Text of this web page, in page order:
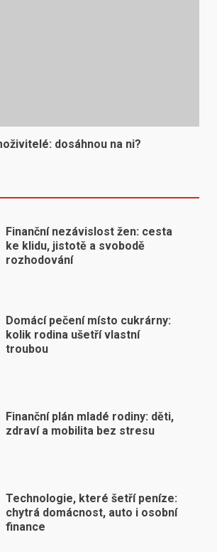
dosáhnou na ni?
Finanční nezávislost žen: cesta
ke klidu, jistotě a svobodě
rozhodování
Domácí pečení místo cukrárny:
kolik rodina ušetří vlastní
troubou
Finanční plán mladé rodiny: děti,
zdraví a mobilita bez stresu
Technologie, které šetří peníze:
chytrá domácnost, auto i osobní
finance